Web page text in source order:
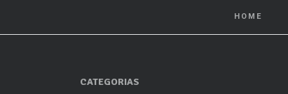
HOME
CATEGORIAS